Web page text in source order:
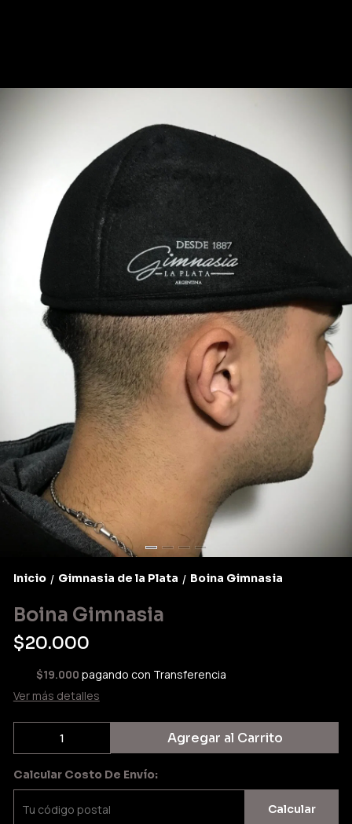
Inicio / Gimnasia de la Plata / Boina Gimnasia
Boina Gimnasia
$20.000
$19.000 pagando con Transferencia
Ver más detalles
Agregar al Carrito
Calcular Costo De Envío:
Calcular